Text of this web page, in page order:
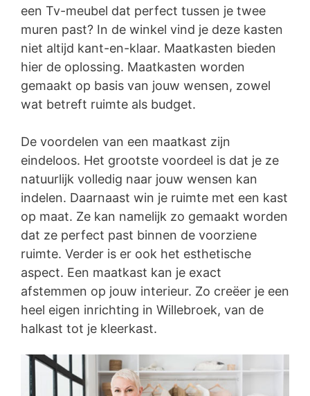
een Tv-meubel dat perfect tussen je twee
muren past? In de winkel vind je deze kasten
niet altijd kant-en-klaar. Maatkasten bieden
hier de oplossing. Maatkasten worden
gemaakt op basis van jouw wensen, zowel
wat betreft ruimte als budget.
De voordelen van een maatkast zijn
eindeloos. Het grootste voordeel is dat je ze
natuurlijk volledig naar jouw wensen kan
indelen. Daarnaast win je ruimte met een kast
op maat. Ze kan namelijk zo gemaakt worden
dat ze perfect past binnen de voorziene
ruimte. Verder is er ook het esthetische
aspect. Een maatkast kan je exact
afstemmen op jouw interieur. Zo creëer je een
heel eigen inrichting in Willebroek, van de
halkast tot je kleerkast.